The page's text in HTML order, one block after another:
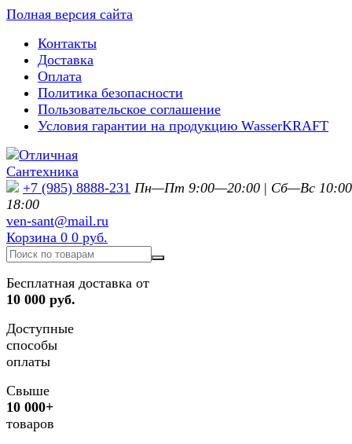
Полная версия сайта
Контакты
Доставка
Оплата
Политика безопасности
Пользовательское соглашение
Условия гарантии на продукцию WasserKRAFT
+7 (985) 8888-231 Пн—Пт 9:00—20:00 | Сб—Вс
18:00
ven-sant@mail.ru
Корзина 0 0 руб.
Бесплатная доставка от
10 000 руб.
Доступные
способы
оплаты
Свыше
10 000+
товаров